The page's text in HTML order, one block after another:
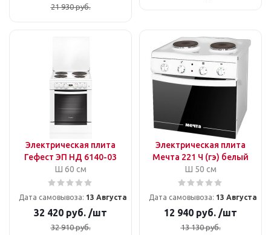
21 930руб.
Электрическая плита
Гефест ЭП НД 6140-03
Ш 60 см
Дата самовывоза: 13 Августа
32 420 руб. /шт
32 910руб.
Электрическая плита
Мечта 221 Ч (гэ) белый
Ш 50 см
Дата самовывоза: 13 Августа
12 940 руб. /шт
13 130руб.